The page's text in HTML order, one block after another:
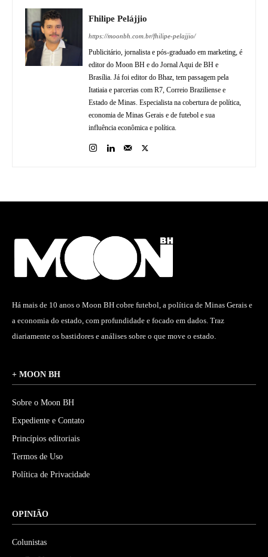
Fhilipe Pelájjio
https://moonbh.com.br/fhilipe-pelajjio/
Publicitário, jornalista e pós-graduado em marketing, é
editor do Moon BH e do Jornal Aqui de BH e
Brasília. Já foi editor do Bhaz, tem passagem pela
Itatiaia e parcerias com R7, Correio Braziliense e
Estado de Minas. Especialista na cobertura de política,
economia de Minas Gerais e de futebol e sua
influência econômica e política.
Há mais de 10 anos o Moon BH cobre futebol, a política de Minas Gerais e
a economia do estado, com profundidade e focado em dados. Traz
diariamente os bastidores e análises sobre o que move o estado.
+ MOON BH
Sobre o Moon BH
Expediente e Contato
Princípios editoriais
Termos de Uso
Política de Privacidade
OPINIÃO
Colunistas